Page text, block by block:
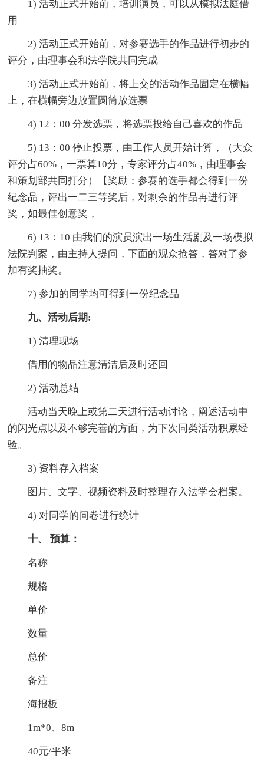
1) 活动正式开始前，培训演员，可以从模拟法庭借
用
2) 活动正式开始前，对参赛选手的作品进行初步的
评分，由理事会和法学院共同完成
3) 活动正式开始前，将上交的活动作品固定在横幅
上，在横幅旁边放置圆筒放选票
4) 12：00 分发选票，将选票投给自己喜欢的作品
5) 13：00 停止投票，由工作人员开始计算，（大众
评分占60%，一票算10分，专家评分占40%，由理事会
和策划部共同打分）【奖励：参赛的选手都会得到一份
纪念品，评出一二三等奖后，对剩余的作品再进行评
奖，如最佳创意奖，
6) 13：10 由我们的演员演出一场生活剧及一场模拟
法院判案，由主持人提问，下面的观众抢答，答对了参
加有奖抽奖。
7) 参加的同学均可得到一份纪念品
九、活动后期:
1) 清理现场
借用的物品注意清洁后及时还回
2) 活动总结
活动当天晚上或第二天进行活动讨论，阐述活动中
的闪光点以及不够完善的方面，为下次同类活动积累经
验。
3) 资料存入档案
图片、文字、视频资料及时整理存入法学会档案。
4) 对同学的问卷进行统计
十、 预算：
名称
规格
单价
数量
总价
备注
海报板
1m*0、8m
40元/平米